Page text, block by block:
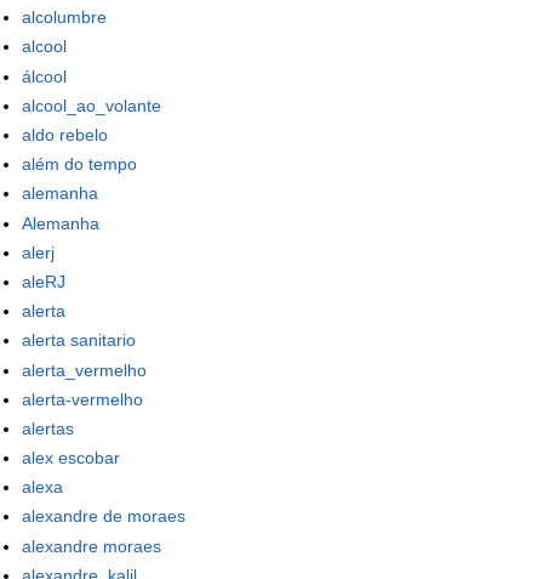
alcolumbre
alcool
álcool
alcool_ao_volante
aldo rebelo
além do tempo
alemanha
Alemanha
alerj
aleRJ
alerta
alerta sanitario
alerta_vermelho
alerta-vermelho
alertas
alex escobar
alexa
alexandre de moraes
alexandre moraes